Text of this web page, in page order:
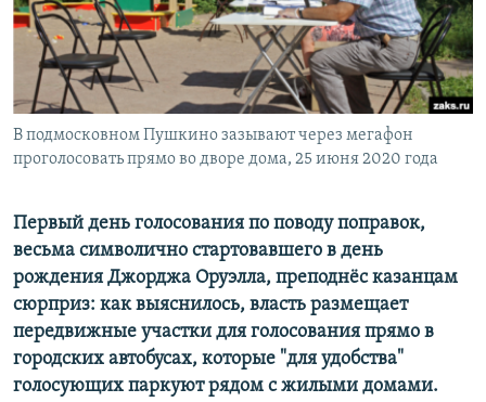
ПОБЕДИТЕЛЕЙ НЕ СУДЯТ?
КРЫМ.НЕПОКОРЕННЫЙ
ELIFBE
УКРАИНСКАЯ ПРОБЛЕМА КРЫМА
ПРИСОЕДИНЯЙТЕСЬ!
Все сайты RFE/RL
В подмосковном Пушкино зазывают через мегафон
проголосовать прямо во дворе дома, 25 июня 2020 года
Первый день голосования по поводу поправок,
весьма символично стартовавшего в день
рождения Джорджа Оруэлла, преподнёс казанцам
сюрприз: как выяснилось, власть размещает
передвижные участки для голосования прямо в
городских автобусах, которые "для удобства"
голосующих паркуют рядом с жилыми домами.